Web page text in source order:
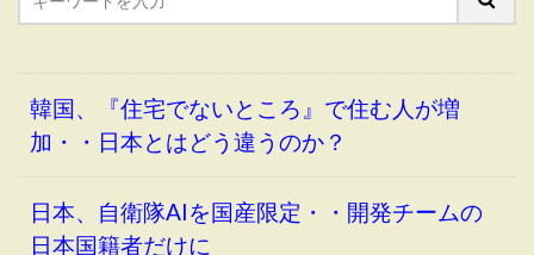
韓国、『住宅でないところ』で住む人が増
加・・日本とはどう違うのか？
日本、自衛隊AIを国産限定・・開発チームの
日本国籍者だけに